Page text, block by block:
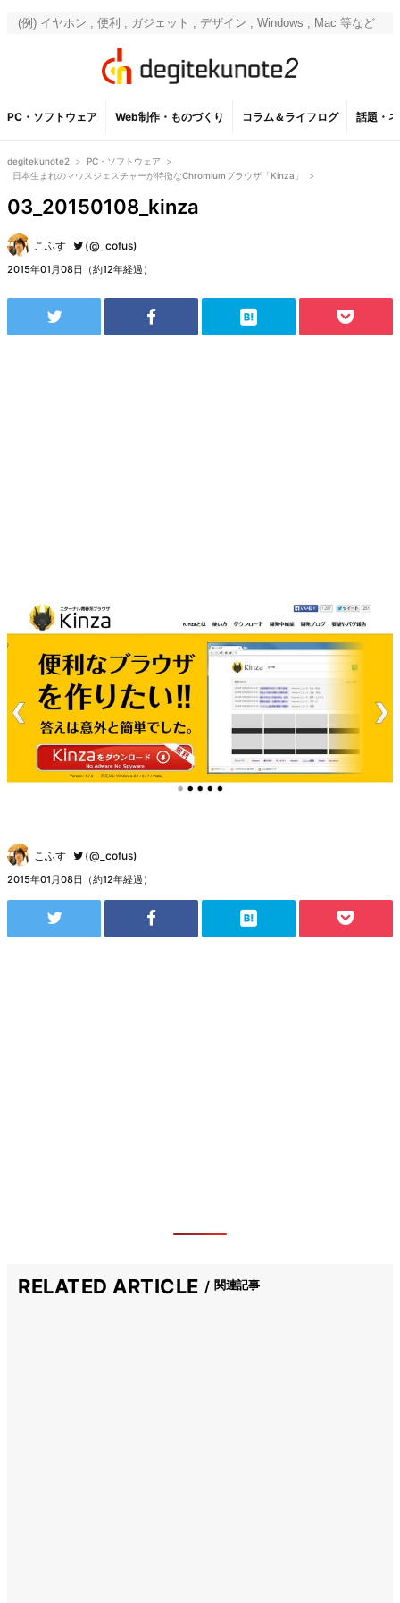
PC・ソフトウェア Web制作・ものづくり コラム＆ライフログ 話題・
degitekunote2 > PC・ソフトウェア
>
日本生まれのマウスジェスチャーが特徴なChromiumブラウザ「Kinza」
>
03_20150108_kinza
こふす (@_cofus)
2015年01月08日（約12年経過）
こふす (@_cofus)
2015年01月08日（約12年経過）
RELATED ARTICLE 関連記事